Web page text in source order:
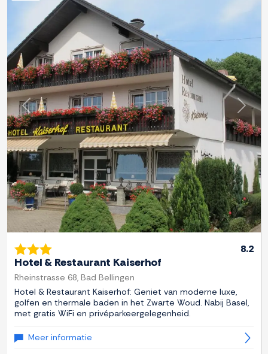
Previous Next
8.2
Hotel & Restaurant Kaiserhof
Rheinstrasse 68, Bad Bellingen
Hotel & Restaurant Kaiserhof: Geniet van moderne luxe,
golfen en thermale baden in het Zwarte Woud. Nabij Basel,
met gratis WiFi en privéparkeergelegenheid.
Meer informatie